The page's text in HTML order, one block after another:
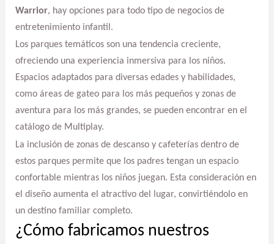
Warrior, hay opciones para todo tipo de negocios de
entretenimiento infantil.
Los parques temáticos son una tendencia creciente,
ofreciendo una experiencia inmersiva para los niños.
Espacios adaptados para diversas edades y habilidades,
como áreas de gateo para los más pequeños y zonas de
aventura para los más grandes, se pueden encontrar en el
catálogo de Multiplay.
La inclusión de zonas de descanso y cafeterías dentro de
estos parques permite que los padres tengan un espacio
confortable mientras los niños juegan. Esta consideración en
el diseño aumenta el atractivo del lugar, convirtiéndolo en
un destino familiar completo.
¿Cómo fabricamos nuestros